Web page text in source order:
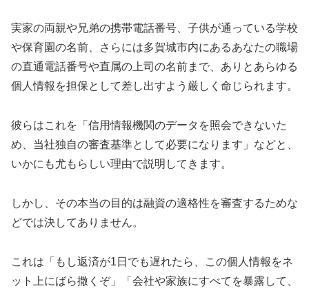
実家の両親や兄弟の携帯電話番号、子供が通っている学校
や保育園の名前、さらには多賀城市内にあるあなたの職場
の直通電話番号や直属の上司の名前まで、ありとあらゆる
個人情報を担保として差し出すよう厳しく命じられます。
彼らはこれを「信用情報機関のデータを照会できないた
め、当社独自の審査基準として必要になります」などと、
いかにも尤もらしい理由で説明してきます。
しかし、その本当の目的は融資の適格性を審査するためな
どでは決してありません。
これは「もし返済が1日でも遅れたら、この個人情報をネ
ット上にばら撒くぞ」「会社や家族にすべてを暴露して、